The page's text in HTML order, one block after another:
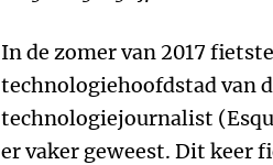
In de zomer van 2017
technologiehoofdstad van
technologiejournalist
er vaker geweest. Dit keer